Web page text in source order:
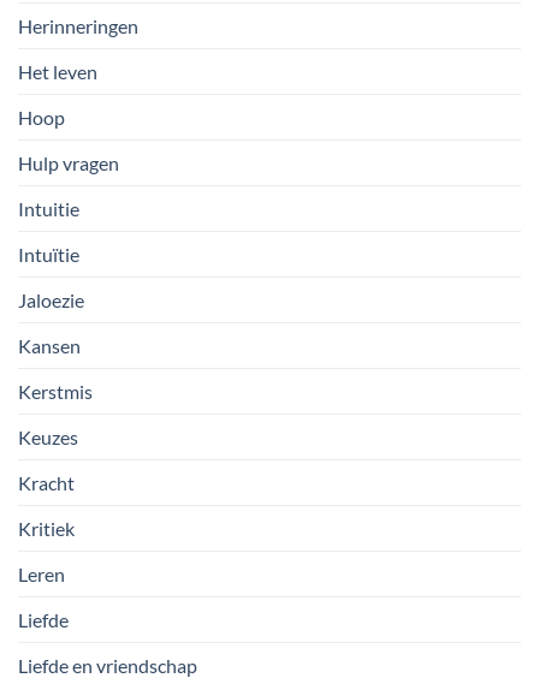
Herinneringen
Het leven
Hoop
Hulp vragen
Intuitie
Intuïtie
Jaloezie
Kansen
Kerstmis
Keuzes
Kracht
Kritiek
Leren
Liefde
Liefde en vriendschap